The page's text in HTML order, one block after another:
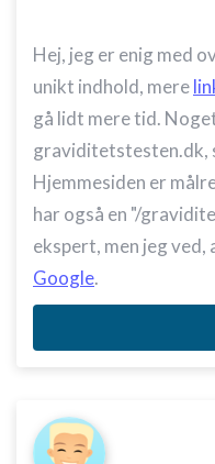
Hej, jeg er enig med
unikt indhold, mere
gå lidt mere tid.
graviditetstesten.dk,
Hjemmesiden er
har også en "/
ekspert, men jeg
Google.